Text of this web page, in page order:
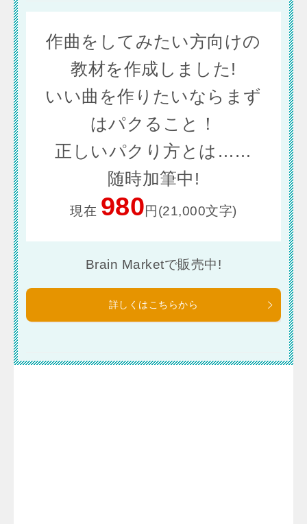
作曲をしてみたい方向けの
教材を作成しました!
いい曲を作りたいならまず
はパクること！
正しいパクり方とは……
随時加筆中!
現在 980円(21,000文字)
Brain Marketで販売中!
詳しくはこちらから